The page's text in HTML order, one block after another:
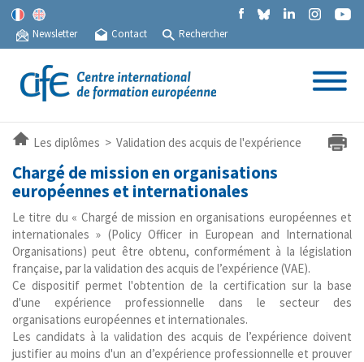
Newsletter Contact Rechercher
Les diplômes > Validation des acquis de l'expérience
Chargé de mission en organisations
européennes et internationales
Le titre du « Chargé de mission en organisations européennes et
internationales » (Policy Officer in European and International
Organisations) peut être obtenu, conformément à la législation
française, par la validation des acquis de l’expérience (VAE).
Ce dispositif permet l'obtention de la certification sur la base
d'une expérience professionnelle dans le secteur des
organisations européennes et internationales.
Les candidats à la validation des acquis de l’expérience doivent
justifier au moins d'un an d’expérience professionnelle et prouver